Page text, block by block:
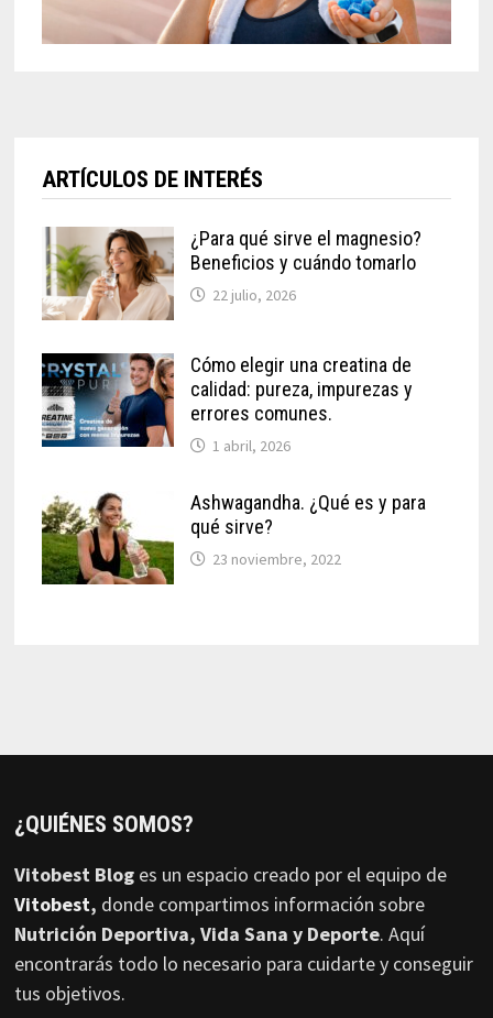
ARTÍCULOS DE INTERÉS
¿Para qué sirve el magnesio?
Beneficios y cuándo tomarlo
22 julio, 2026
Cómo elegir una creatina de
calidad: pureza, impurezas y
errores comunes.
1 abril, 2026
Ashwagandha. ¿Qué es y para
qué sirve?
23 noviembre, 2022
¿QUIÉNES SOMOS?
Vitobest Bloges un espacio creado por el equipo de
Vitobest, donde compartimos información sobre
Nutrición Deportiva, Vida Sana y Deporte. Aquí
encontrarás todo lo necesario para cuidarte y conseguir
tus objetivos.